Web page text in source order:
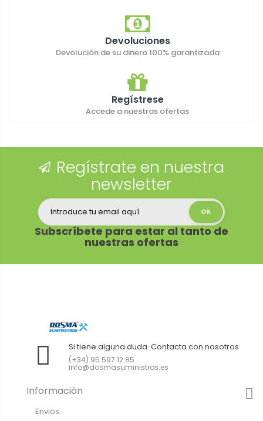
Devoluciones
Devolución de su dinero 100% garantizada
Regístrese
Accede a nuestras ofertas
Regístrate en nuestra
newsletter
Subscríbete para estar al tanto de
nuestras ofertas
Si tiene alguna duda. Contacta con nosotros
(+34) 95 597 12 85
info@dosmasuministros.es
Información
Envios